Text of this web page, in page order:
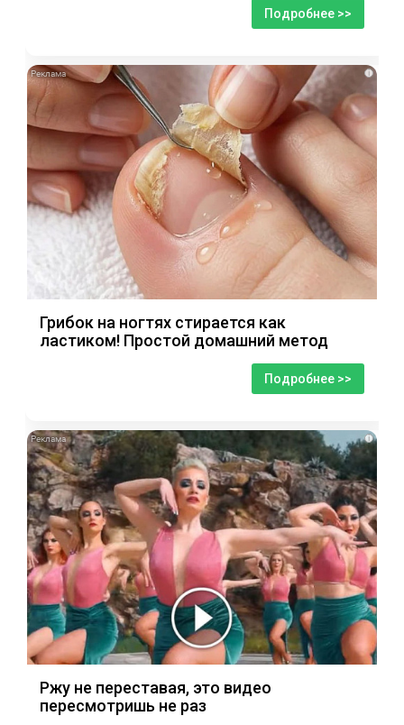
Подробнее >>
i
Грибок на ногтях стирается как
ластиком! Простой домашний метод
Подробнее >>
i
Ржу не переставая, это видео
пересмотришь не раз